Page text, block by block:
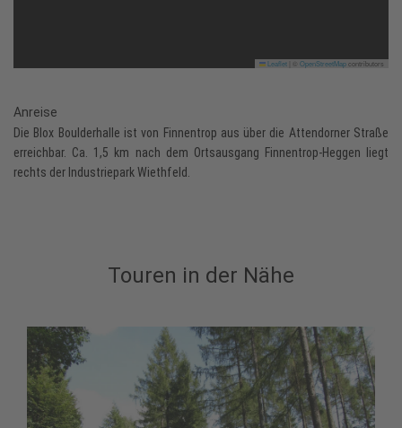
Leaflet OpenStreetMapcontributors
Anreise
Die Blox Boulderhalle ist von Finnentrop aus über die Attendorner Straße
erreichbar. Ca. 1,5 km nach dem Ortsausgang Finnentrop-Heggen liegt
rechts der Industriepark Wiethfeld.
Touren in der Nähe